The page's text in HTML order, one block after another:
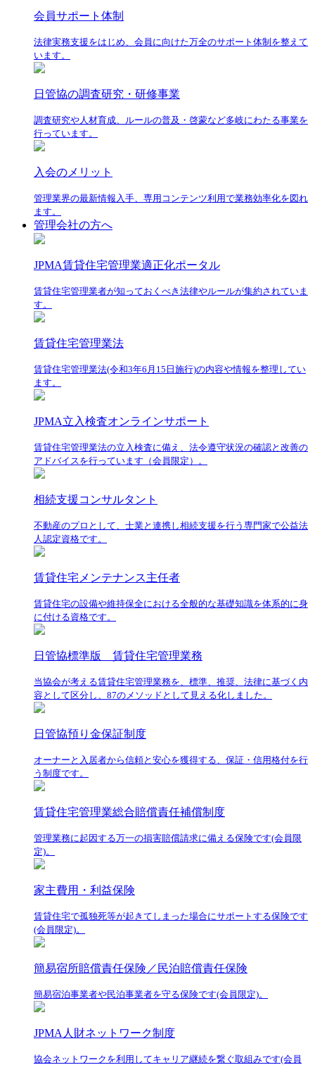
会員サポート体制
法律実務支援をはじめ、会員に向けた万全のサポート体制を整えて
います。
日管協の調査研究・研修事業
調査研究や人材育成、ルールの普及・啓蒙など多岐にわたる事業を
行っています。
入会のメリット
管理業界の最新情報入手、専用コンテンツ利用で業務効率化を図れ
ます。
管理会社の方へ
JPMA賃貸住宅管理業適正化ポータル
賃貸住宅管理業者が知っておくべき法律やルールが集約されていま
す。
賃貸住宅管理業法
賃貸住宅管理業法(令和3年6月15日施行)の内容や情報を整理してい
ます。
JPMA立入検査オンラインサポート
賃貸住宅管理業法の立入検査に備え、法令遵守状況の確認と改善の
アドバイスを行っています（会員限定）。
相続支援コンサルタント
不動産のプロとして、士業と連携し相続支援を行う専門家で公益法
人認定資格です。
賃貸住宅メンテナンス主任者
賃貸住宅の設備や維持保全における全般的な基礎知識を体系的に身
に付ける資格です。
日管協標準版 賃貸住宅管理業務
当協会が考える賃貸住宅管理業務を、標準、推奨、法律に基づく内
容として区分し、87のメソッドとして見える化しました。
日管協預り金保証制度
オーナーと入居者から信頼と安心を獲得する、保証・信用格付を行
う制度です。
賃貸住宅管理業総合賠償責任補償制度
管理業務に起因する万一の損害賠償請求に備える保険です(会員限
定)。
家主費用・利益保険
賃貸住宅で孤独死等が起きてしまった場合にサポートする保険です
(会員限定)。
簡易宿所賠償責任保険／民泊賠償責任保険
簡易宿泊事業者や民泊事業者を守る保険です(会員限定)。
JPMA人財ネットワーク制度
協会ネットワークを利用してキャリア継続を繋ぐ取組みです(会員